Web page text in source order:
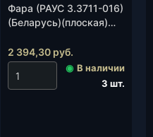
Фара (РАУС 3.3711-016)
(Беларусь)(плоская)
3711010-00) без
ободка, шт.
2 394,30 руб.
◉ В наличии
3 шт.